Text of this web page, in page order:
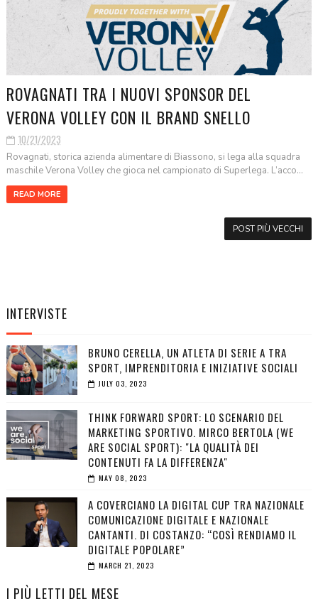
ROVAGNATI TRA I NUOVI SPONSOR DEL
VERONA VOLLEY CON IL BRAND SNELLO
10/21/2023
Rovagnati, storica azienda alimentare di Biassono, si lega alla squadra
maschile Verona Volley che gioca nel campionato di Superlega. L’acco...
READ MORE
POST PIÙ VECCHI
INTERVISTE
BRUNO CERELLA, UN ATLETA DI SERIE A TRA
SPORT, IMPRENDITORIA E INIZIATIVE SOCIALI
JULY 03, 2023
THINK FORWARD SPORT: LO SCENARIO DEL
MARKETING SPORTIVO. MIRCO BERTOLA (WE
ARE SOCIAL SPORT): "LA QUALITÀ DEI
CONTENUTI FA LA DIFFERENZA"
MAY 08, 2023
A COVERCIANO LA DIGITAL CUP TRA NAZIONALE
COMUNICAZIONE DIGITALE E NAZIONALE
CANTANTI. DI COSTANZO: “COSÌ RENDIAMO IL
DIGITALE POPOLARE”
MARCH 21, 2023
I PIÙ LETTI DEL MESE